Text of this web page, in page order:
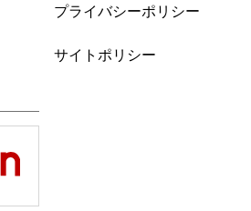
プライバシーポリシー
サイトポリシー